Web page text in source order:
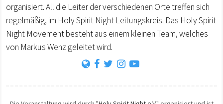
organisiert. All die Leiter der verschiedenen Orte treffen sich
regelmäßig, im Holy Spirit Night Leitungskreis. Das Holy Spirit
Night Movement besteht aus einem kleinen Team, welches
von Markus Wenz geleitet wird.